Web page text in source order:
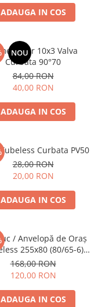
ADAUGA IN COS
NOUAer 10x3 Valva
Curbata 90°70
84,00 RON
40,00 RON
ADAUGA IN COS
Curbata PV50
28,00 RON
20,00 RON
ADAUGA IN COS
/ Anvelopă de Oraș
255x80 (80/65-6)
KuKirin G2 Max și
G2 Master (2024) –
Urban Trotinetă
Electrică
168,00 RON
120,00 RON
ADAUGA IN COS